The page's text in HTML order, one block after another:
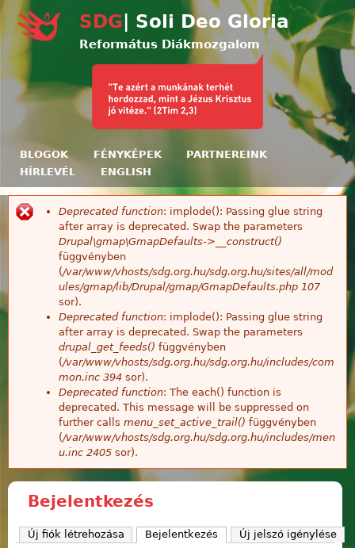
Ugrás a tartalomra
SDG | Soli Deo Gloria
Református Diákmozgalom
BLOGOK FÉNYKÉPEK
PARTNEREINK
HÍRLEVÉL
ENGLISH
Hibaüzenet
Deprecated function: implode(): Passing glue string
after array is deprecated. Swap the parameters
Drupal\gmap\GmapDefaults->__construct()
függvényben
(/var/www/vhosts/sdg.org.hu/sdg.org.hu/sites/all/mod
ules/gmap/lib/Drupal/gmap/GmapDefaults.php 107
sor).
Deprecated function: implode(): Passing glue string
after array is deprecated. Swap the parameters
drupal_get_feeds() függvényben
(/var/www/vhosts/sdg.org.hu/sdg.org.hu/includes/com
mon.inc 394 sor).
Deprecated function: The each() function is
deprecated. This message will be suppressed on
further calls menu_set_active_trail() függvényben
(/var/www/vhosts/sdg.org.hu/sdg.org.hu/includes/men
u.inc 2405 sor).
Bejelentkezés
Új fiók létrehozása Bejelentkezés (aktív fül)
Új jelszó igénylése